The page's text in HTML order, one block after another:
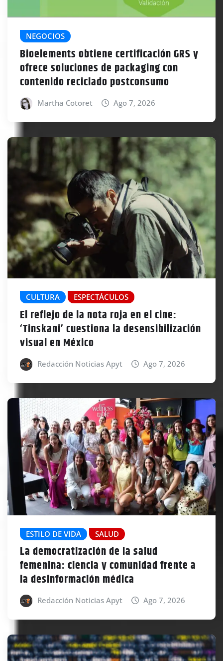
NEGOCIOS
Bioelements obtiene certificación GRS y
ofrece soluciones de packaging con
contenido reciclado postconsumo
Martha Cotoret Ago 7, 2026
CULTURA ESPECTÁCULOS
El reflejo de la nota roja en el cine:
‘Tinskani’ cuestiona la desensibilización
visual en México
Redacción Noticias Apyt Ago 7, 2026
ESTILO DE VIDA SALUD
La democratización de la salud
femenina: ciencia y comunidad frente a
la desinformación médica
Redacción Noticias Apyt Ago 7, 2026